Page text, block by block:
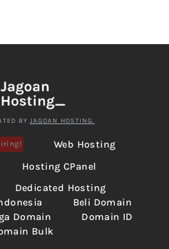
BY JAGOAN HOSTING.
Web Hosting
Hosting CPanel
Dedicated Hosting
Beli Domain
Domain
Domain ID
Bulk